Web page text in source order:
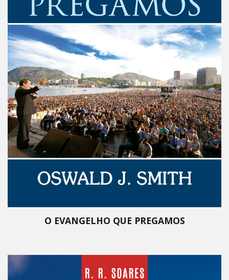
O EVANGELHO QUE PREGAMOS